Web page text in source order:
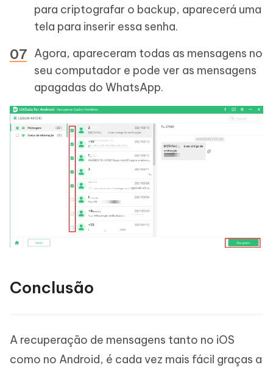
para criptografar o backup, aparecerá uma
tela para inserir essa senha.
Agora, apareceram todas as mensagens no
seu computador e pode ver as mensagens
apagadas do WhatsApp.
Conclusão
A recuperação de mensagens tanto no iOS
como no Android, é cada vez mais fácil graças a